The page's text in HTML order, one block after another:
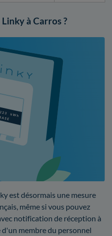
à Carros ?
est désormais une mesure
même si vous pouvez
notification de réception à
d'un membre du personnel